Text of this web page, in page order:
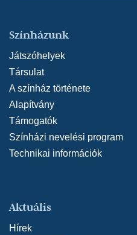
Színházunk
Játszóhelyek
Társulat
A színház története
Alapítvány
Támogatók
Színházi nevelési program
Technikai információk
Aktuális
Hírek